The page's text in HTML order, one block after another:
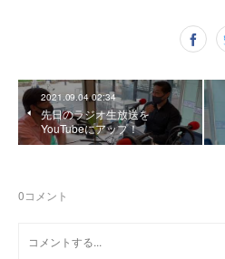
2021.09.04 02:34
先日のラジオ生放送を
YouTubeにアップ！
0コメント